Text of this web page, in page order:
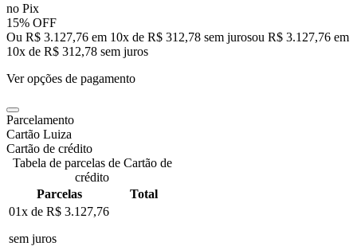
no Pix
15% OFF
Ou R$ 3.127,76 em 10x de R$ 312,78 sem jurosou R$ 3.127,76 em
10x de R$ 312,78 sem juros
Ver opções de pagamento
Parcelamento
Cartão Luiza
Cartão de crédito
Tabela de parcelas de Cartão de
crédito
Parcelas
Total
01x de R$ 3.127,76
sem juros